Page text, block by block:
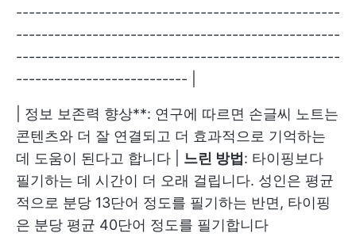
---------------------------------------------------
---------------------------------------------------
---------------------------------------------------
--------------------------- |
| 정보 보존력 향상**: 연구에 따르면 손글씨 노트는
콘텐츠와 더 잘 연결되고 더 효과적으로 기억하는
데 도움이 된다고 합니다 | 느린 방법 : 타이핑보다
필기하는 데 시간이 더 오래 걸립니다. 성인은 평균
적으로 분당 13단어 정도를 필기하는 반면, 타이핑
은 분당 평균 40단어 정도를 필기합니다